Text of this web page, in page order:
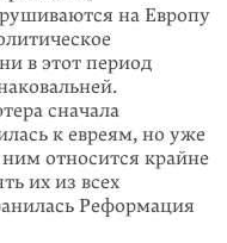
на Европу
в этот период
сначала
к евреям, но уже
относится крайне
их из всех
Реформация